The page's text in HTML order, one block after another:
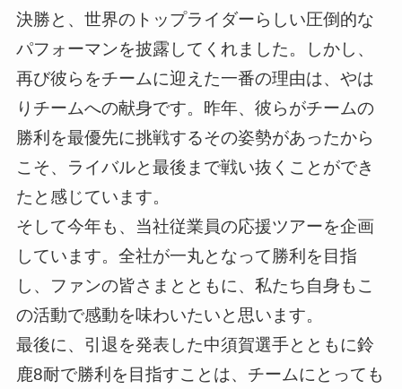
決勝と、世界のトップライダーらしい圧倒的な
パフォーマンを披露してくれました。しかし、
再び彼らをチームに迎えた一番の理由は、やは
りチームへの献身です。昨年、彼らがチームの
勝利を最優先に挑戦するその姿勢があったから
こそ、ライバルと最後まで戦い抜くことができ
たと感じています。
そして今年も、当社従業員の応援ツアーを企画
しています。全社が一丸となって勝利を目指
し、ファンの皆さまとともに、私たち自身もこ
の活動で感動を味わいたいと思います。
最後に、引退を発表した中須賀選手とともに鈴
鹿8耐で勝利を目指すことは、チームにとっても